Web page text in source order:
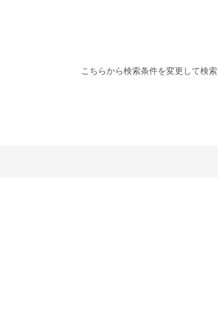
こちらから検索条件を変更して検索